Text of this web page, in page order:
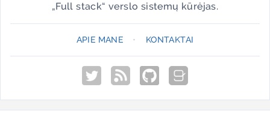
„Full stack“ verslo sistemų kūrėjas.
APIE MANE • KONTAKTAI